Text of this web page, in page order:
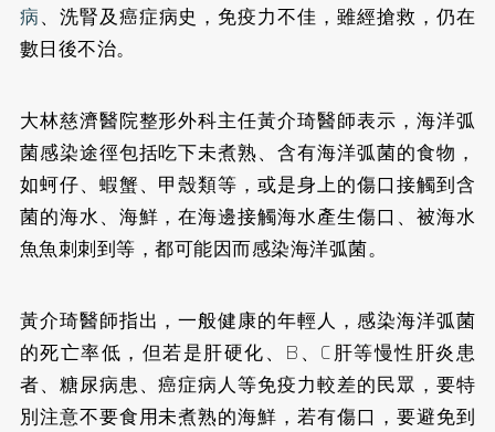
病、洗腎及癌症病史，免疫力不佳，雖經搶救，仍在
數日後不治。
大林慈濟醫院整形外科主任黃介琦醫師表示，海洋弧
菌感染途徑包括吃下未煮熟、含有海洋弧菌的食物，
如蚵仔、蝦蟹、甲殼類等，或是身上的傷口接觸到含
菌的海水、海鮮，在海邊接觸海水產生傷口、被海水
魚魚刺刺到等，都可能因而感染海洋弧菌。
黃介琦醫師指出，一般健康的年輕人，感染海洋弧菌
的死亡率低，但若是肝硬化、B、C肝等慢性肝炎患
者、糖尿病患、癌症病人等免疫力較差的民眾，要特
別注意不要食用未煮熟的海鮮，若有傷口，要避免到